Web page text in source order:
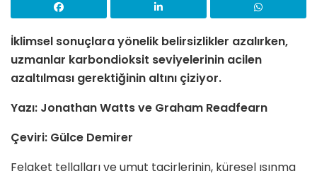
İklimsel sonuçlara yönelik belirsizlikler azalırken,
uzmanlar karbondioksit seviyelerinin acilen
azaltılması gerektiğinin altını çiziyor.
Yazı: Jonathan Watts ve Graham Readfearn
Çeviri: Gülce Demirer
Felaket tellalları ve umut tacirlerinin, küresel ısınma